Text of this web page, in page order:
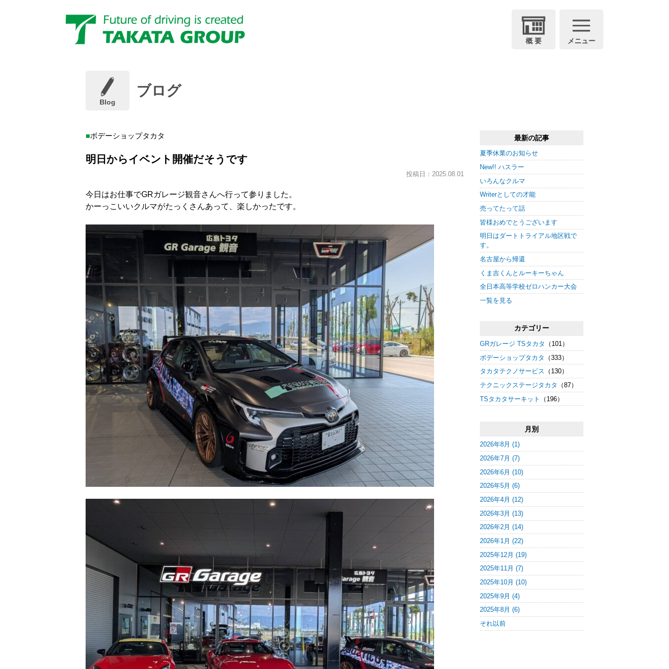
概 要 メニュー
Blog
ブログ
ボデーショップタカタ
明日からイベント開催だそうです
投稿日：2025.08.01
今日はお仕事でGRガレージ観音さんへ行って参りました。
かーっこいいクルマがたっくさんあって、楽しかったです。
最新の記事
夏季休業のお知らせ
New!! ハスラー
いろんなクルマ
Writerとしての才能
売ってたって話
皆様おめでとうございます
明日はダートトライアル地区戦で
す。
名古屋から帰還
くま吉くんとルーキーちゃん
全日本高等学校ゼロハンカー大会
一覧を見る
カテゴリー
GRガレージ TSタカタ
（101）
ボデーショップタカタ
（333）
タカタテクノサービス （130）
テクニックステージタカタ
（87）
TSタカタサーキット
（196）
月別
2026年8月 (1)
2026年7月 (7)
2026年6月 (10)
2026年5月 (6)
2026年4月 (12)
2026年3月 (13)
2026年2月 (14)
2026年1月 (22)
2025年12月 (19)
2025年11月 (7)
2025年10月 (10)
2025年9月 (4)
2025年8月 (6)
それ以前